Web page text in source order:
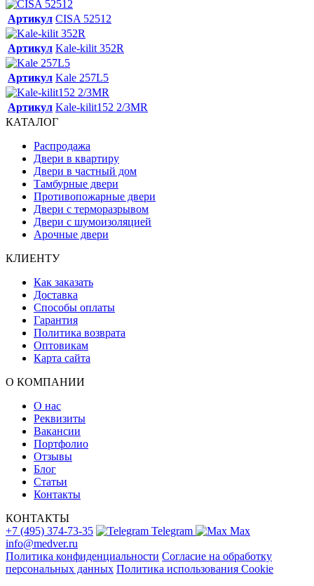
Артикул CISA 52512
Артикул Kale-kilit 352R
Артикул Kale 257L5
Артикул Kale-kilit152 2/3MR
КАТАЛОГ
Распродажа
Двери в квартиру
Двери в частный дом
Тамбурные двери
Противопожарные двери
Двери с терморазрывом
Двери с шумоизоляцией
Арочные двери
КЛИЕНТУ
Как заказать
Доставка
Способы оплаты
Гарантия
Политика возврата
Оптовикам
Карта сайта
О КОМПАНИИ
О нас
Реквизиты
Вакансии
Портфолио
Отзывы
Блог
Статьи
Контакты
КОНТАКТЫ
+7 (495) 374-73-35
Telegram
Max
info@medver.ru
Политика конфиденциальности Согласие на обработку
персональных данных Политика использования Cookie